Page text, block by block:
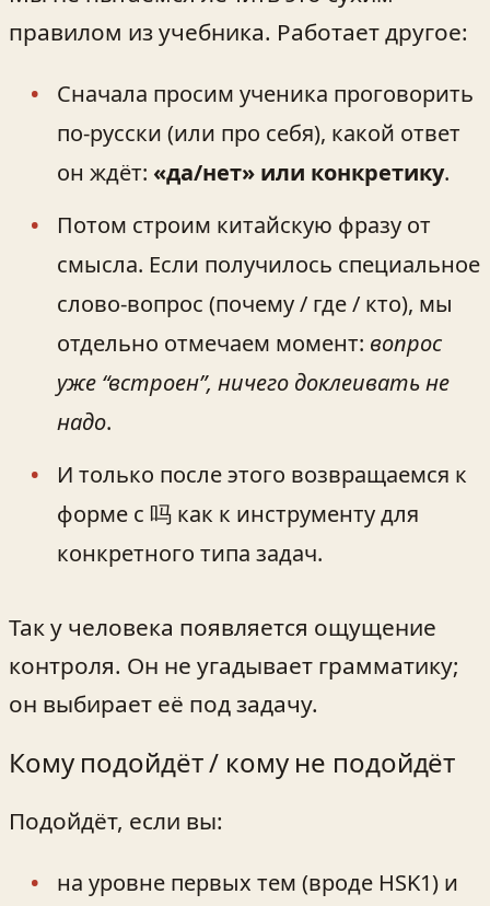
правилом из учебника. Работает другое:
Сначала просим ученика проговорить
по-русски (или про себя), какой ответ
он ждёт: «да/нет» или конкретику.
Потом строим китайскую фразу от
смысла. Если получилось специальное
слово-вопрос (почему / где / кто), мы
отдельно отмечаем момент: вопрос
уже “встроен”, ничего доклеивать не
надо.
И только после этого возвращаемся к
форме с 吗 как к инструменту для
конкретного типа задач.
Так у человека появляется ощущение
контроля. Он не угадывает грамматику;
он выбирает её под задачу.
Кому подойдёт / кому не подойдёт
Подойдёт, если вы:
на уровне первых тем (вроде HSK1) и